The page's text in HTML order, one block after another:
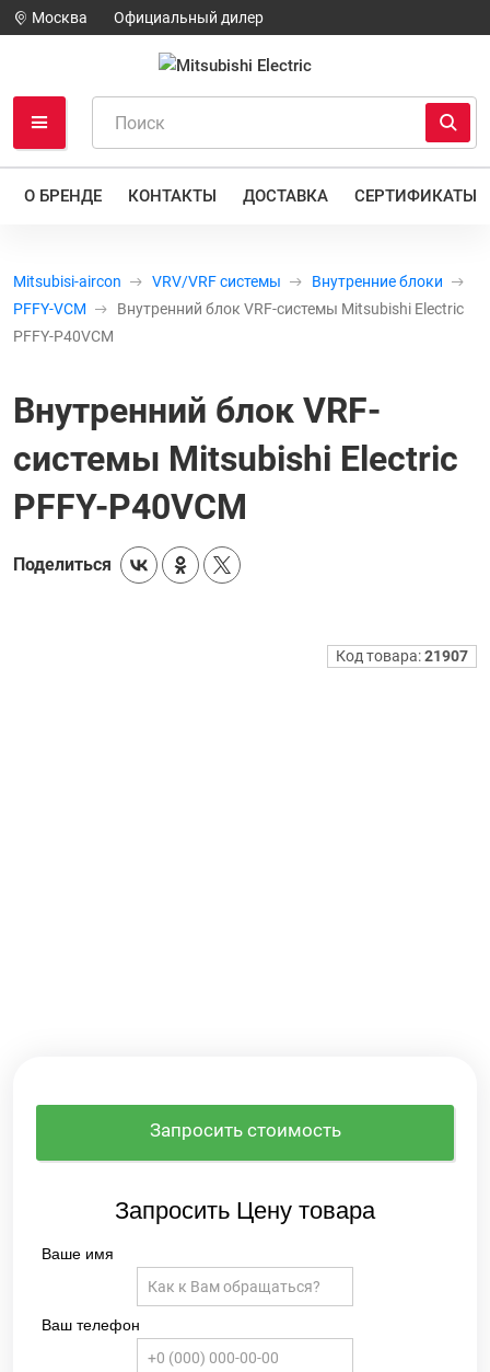
Москва Официальный дилер
О БРЕНДЕ КОНТАКТЫ ДОСТАВКА СЕРТИФИКАТЫ
Mitsubisi-aircon VRV/VRF системы
Внутренние блоки
PFFY-VCM
Внутренний блок VRF-системы Mitsubishi Electric
PFFY-P40VCM
Внутренний блок VRF-
системы Mitsubishi Electric
PFFY-P40VCM
Поделиться
Код товара:21907
Запросить стоимость
Запросить Цену товара
Ваше имя
Ваш телефон